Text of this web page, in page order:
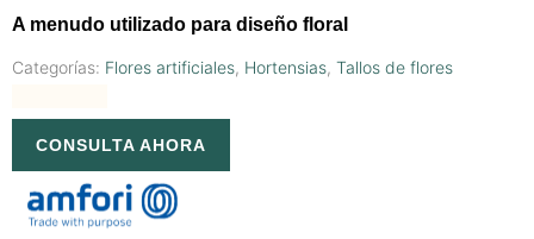
A menudo utilizado para diseño floral
Categorías: Flores artificiales, Hortensias, Tallos de flores
CONSULTA AHORA